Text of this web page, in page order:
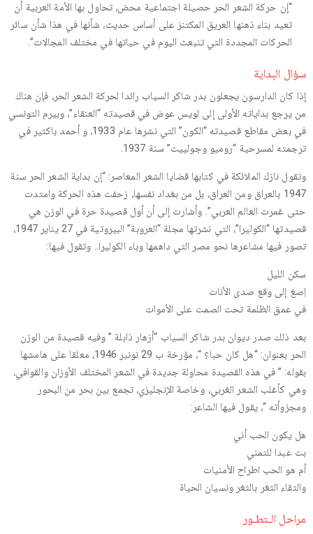
“إن حركة الشعر الحر حصيلة اجتماعية محض، تحاول بها الأمة العربية أن
تعيد بناء ذهنها العريق المكتنز على أساس حديث، شأنها في هذا شأن سائر
الحركات المجددة التي تنبعث اليوم في حياتها في مختلف المجالات”.
سؤال البداية
إذا كان الدارسون يجعلون بدر شاكر السياب رائدا لحركة الشعر الحر، فإن هناك
من يرجع بداياته الأولى إلى لويس عوض في قصيدته “العنقاء”، وبيرم التونسي
في بعض مقاطع قصيدته “الكون” التي نشرها عام 1933، و أحمد باكثير في
ترجمته لمسرحية “روميو وجولييت” سنة 1937.
وتقول نازك الملائكة في كتابها قضايا الشعر المعاصر: “إن بداية الشعر الحر سنة
1947 بالعراق ومن العراق، بل من بغداد نفسها، زحفت هذه الحركة وامتدت
حتى غمرت العالم العربي”. وأشارت إلى أن أول قصيدة حرة في الوزن هي
قصيدتها “الكوليرا”، التي نشرتها مجلة “العروبة” البيروتية في 27 يناير 1947،
تصور فيها مشاعرها نحو مصر التي داهمها وباء الكوليرا.. وتقول فيها:
سكن الليل
اِصغ إلى وقع صدى الأنات
في عمق الظلمة تحت الصمت على الأموات
بعد ذلك صدر ديوان بدر شاكر السياب “أزهار ذابلة ” وفيه قصيدة من الوزن
الحر بعنوان: “هل كان حبا؟ “، مؤرخة ب 29 نونبر 1946، معلقا على هامشها
بقوله: ” في هذه القصيدة محاولة جديدة في الشعر المختلف الأوزان والقوافي،
وهي كأغلب الشعر الغربي، وخاصة الإنجليزي، تجمع بين بحر من البحور
ومجزوأته “، يقول فيها الشاعر:
هل يكون الحب أني
بت عبدا للتمني
أم هو الحب اطراح الأمنيات
والتقاء الثغر بالثغر ونسيان الحياة
مراحل الـتطـور